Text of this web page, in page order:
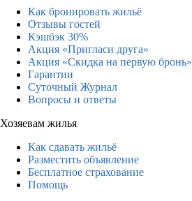
Как бронировать жильё
Отзывы гостей
Кэшбэк 30%
Акция «Пригласи друга»
Акция «Скидка на первую бронь»
Гарантии
Суточный Журнал
Вопросы и ответы
Хозяевам жилья
Как сдавать жильё
Разместить объявление
Бесплатное страхование
Помощь